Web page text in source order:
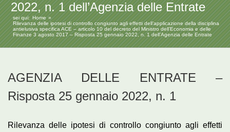
2022, n. 1 dell’Agenzia delle Entrate
sei qui: Home
Rilevanza delle ipotesi di controllo congiunto agli effetti dell’applicazione della disciplina
antielusiva specifica ACE – articolo 10 del decreto del Ministro dell’Economia e delle
Finanze 3 agosto 2017 – Risposta 25 gennaio 2022, n. 1 dell’Agenzia delle Entrate
AGENZIA DELLE ENTRATE –
Risposta 25 gennaio 2022, n. 1
Rilevanza delle ipotesi di controllo congiunto agli effetti